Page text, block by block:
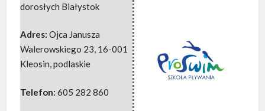
dorosłych Białystok
Adres: Ojca Janusza
Walerowskiego 23, 16-001
Kleosin,podlaskie
Telefon: 605 282 860